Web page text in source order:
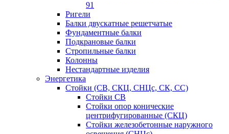
91
Ригели
Балки двускатные решетчатые
Фундаментные балки
Подкрановые балки
Стропильные балки
Колонны
Нестандартные изделия
Энергетика
Стойки (СВ, СКЦ, СНЦс, СК, СС)
Стойки СВ
Стойки опор конические
центрифугированные (СКЦ)
Стойки железобетонные наружного